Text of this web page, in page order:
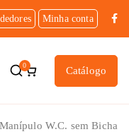
Minha conta
0 Catálogo
W.C. sem Bicha